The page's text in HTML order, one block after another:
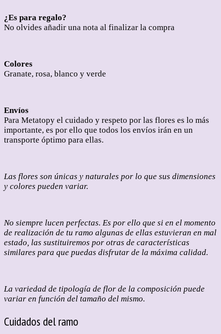
¿Es para regalo?
No olvides añadir una nota al finalizar la compra
Colores
Granate, rosa, blanco y verde
Envíos
Para Metatopy el cuidado y respeto por las flores es lo más
importante, es por ello que todos los envíos irán en un
transporte óptimo para ellas.
Las flores son únicas y naturales por lo que sus dimensiones
y colores pueden variar.
No siempre lucen perfectas. Es por ello que si en el momento
de realización de tu ramo algunas de ellas estuvieran en mal
estado, las sustituiremos por otras de características
similares para que puedas disfrutar de la máxima calidad.
La variedad de tipología de flor de la composición puede
variar en función del tamaño del mismo.
Cuidados del ramo